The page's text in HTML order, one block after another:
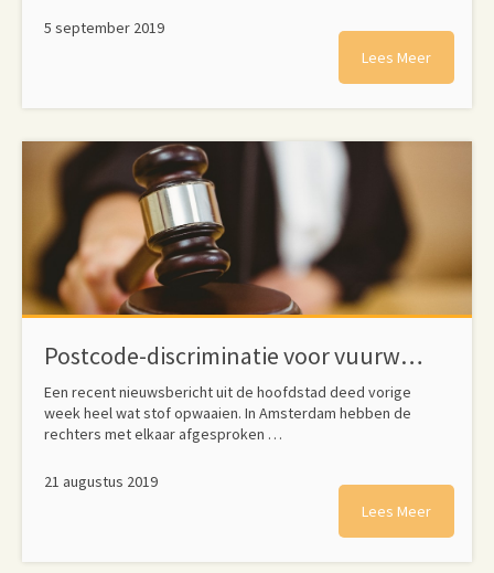
5 september 2019
Lees Meer
Postcode-discriminatie voor vuurwapenbezit
Een recent nieuwsbericht uit de hoofdstad deed vorige
week heel wat stof opwaaien. In Amsterdam hebben de
rechters met elkaar afgesproken …
21 augustus 2019
Lees Meer